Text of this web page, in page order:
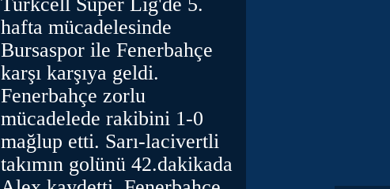
hafta mücadelesinde
Bursaspor ile Fenerbahçe
karşı karşıya geldi.
Fenerbahçe zorlu
mücadelede rakibini 1-0
mağlup etti. Sarı-lacivertli
takımın golünü 42.dakikada